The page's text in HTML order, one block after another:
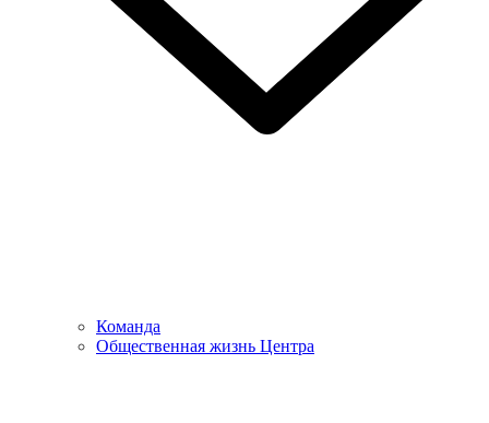
Команда
Общественная жизнь Центра